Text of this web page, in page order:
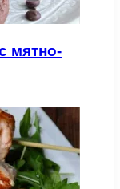
мятно-